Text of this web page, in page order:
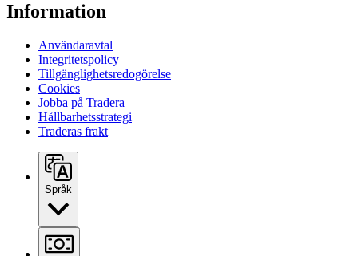
Information
Användaravtal
Integritetspolicy
Tillgänglighetsredogörelse
Cookies
Jobba på Tradera
Hållbarhetsstrategi
Traderas frakt
Språk